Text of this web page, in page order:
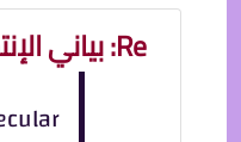
Re: بياني الإنتخابي